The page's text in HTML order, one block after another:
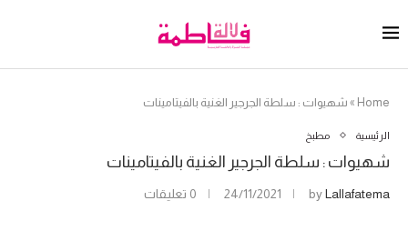
Home
» شهيوات : سلطة الجرجير الغنية بالفيتامينات
الرئيسية مطبخ
شهيوات : سلطة الجرجير الغنية بالفيتامينات
byLallafatema
24/11/2021 0 تعليقات